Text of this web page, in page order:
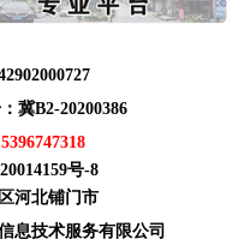
冀B2-20200386
号-8
河北铺门市
息技术服务有限公司